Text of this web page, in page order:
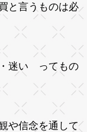
と言うものは必
迷い ってもの
や信念を通して